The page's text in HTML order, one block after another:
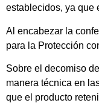
establecidos, ya que
Al encabezar la
para la Protección
Sobre el decomiso
manera técnica en
que el producto